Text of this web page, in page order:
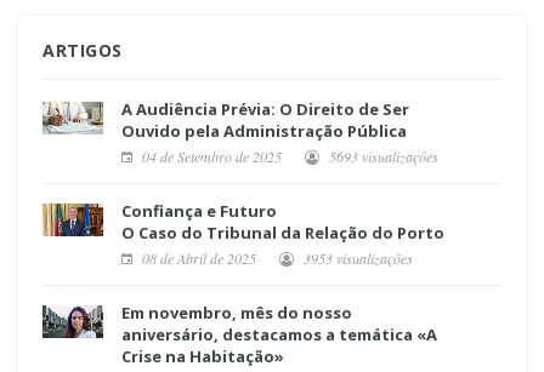
ARTIGOS
A Audiência Prévia: O Direito de Ser
Ouvido pela Administração Pública
04 de Setembro de 2025 5693 visualizações
Confiança e Futuro
O Caso do Tribunal da Relação do Porto
08 de Abril de 2025 3953 visualizações
Em novembro, mês do nosso
aniversário, destacamos a temática «A
Crise na Habitação»